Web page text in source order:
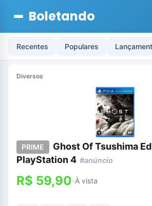
Boletando
Recentes Populares
Diversos
PRIME
Ghost Of Tsushima
PlayStation 4 #anúncio
R$ 59,90-À vista